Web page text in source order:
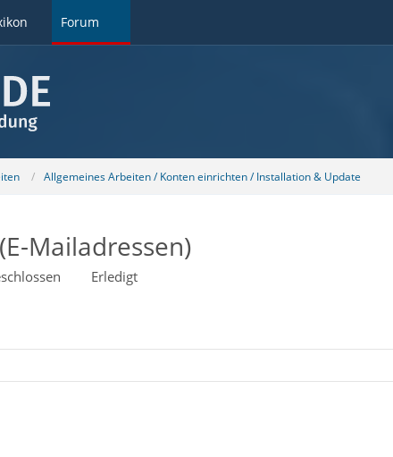
Forum
Allgemeines Arbeiten / Konten einrichten / Installation & Update
Mailadressen)
Erledigt